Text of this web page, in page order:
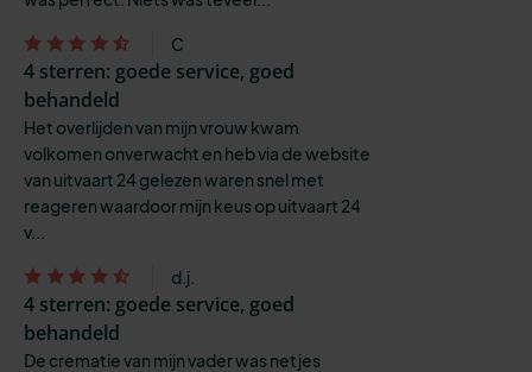
C
4 sterren: goede service, goed
behandeld
Het overlijden van mijn vrouw kwam
volkomen onverwacht en heb via de website
van uitvaart 24 gelezen waren snel met
reageren waardoor mijn keus op uitvaart 24
v...
d.j.
4 sterren: goede service, goed
behandeld
De crematie van mijn vader was netjes